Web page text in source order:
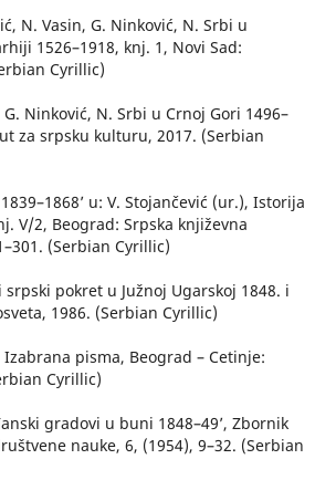
N. Vasin, G. Ninković, N. Srbi u
1526–1918, knj. 1, Novi Sad:
Cyrillic)
Ninković, N. Srbi u Crnoj Gori 1496–
za srpsku kulturu, 2017. (Serbian
u: V. Stojančević (ur.), Istorija
V/2, Beograd: Srpska književna
(Serbian Cyrillic)
srpski pokret u Južnoj Ugarskoj 1848. i
1986. (Serbian Cyrillic)
Izabrana pisma, Beograd – Cetinje:
Cyrillic)
gradovi u buni 1848–49’, Zbornik
nauke, 6, (1954), 9–32. (Serbian